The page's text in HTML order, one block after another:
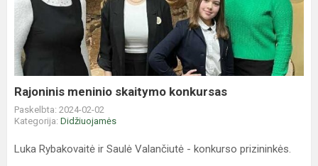
skaitymo
konkursas
Rajoninis meninio skaitymo konkursas
Paskelbta: 2024-02-02
Kategorija: Didžiuojamės
Luka Rybakovaitė ir Saulė Valančiutė - konkurso prizininkės.